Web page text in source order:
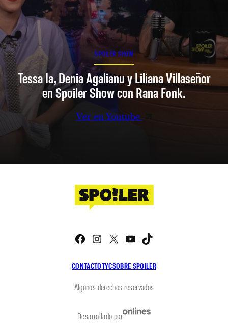
SPOILER SHOW
Tessa Ia, Denia Agalianu y Liliana Villaseñor
en Spoiler Show con Rana Fonk.
Ver en Youtube
CONTACTOTYCSOBRE SPOILER
Facebook
Instagram
X YouTube
Algunos derechos reservados
Desarrollado por